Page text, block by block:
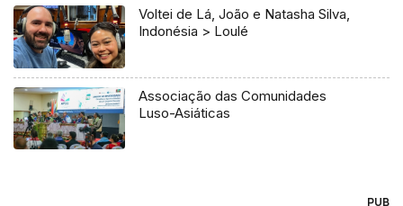
Voltei de Lá, João e Natasha Silva,
Indonésia > Loulé
Associação das Comunidades
Luso-Asiáticas
PUB